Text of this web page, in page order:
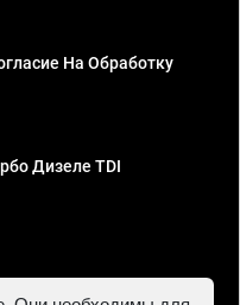
На Обработку
Дизеле TDI
781302555843,